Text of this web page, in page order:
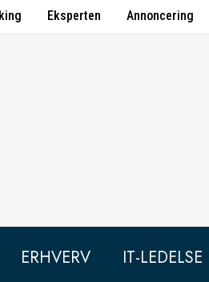
Eksperten Annoncering
ERHVERV IT-LEDELSE